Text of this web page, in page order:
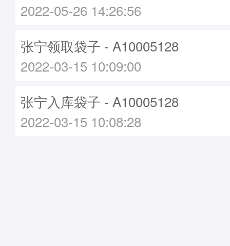
2022-05-26 14:26:56
张宁领取袋子 - A10005128
2022-03-15 10:09:00
张宁入库袋子 - A10005128
2022-03-15 10:08:28